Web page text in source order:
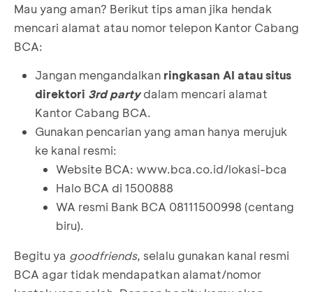
Mau yang aman? Berikut tips aman jika hendak
mencari alamat atau nomor telepon Kantor Cabang
BCA:
Jangan mengandalkan ringkasan AI atau situs
direktori 3rd partydalam mencari alamat
Kantor Cabang BCA.
Gunakan pencarian yang aman hanya merujuk
ke kanal resmi:
Website BCA: www.bca.co.id/lokasi-bca
Halo BCA di 1500888
WA resmi Bank BCA 08111500998 (centang
biru).
Begitu ya goodfriends, selalu gunakan kanal resmi
BCA agar tidak mendapatkan alamat/nomor